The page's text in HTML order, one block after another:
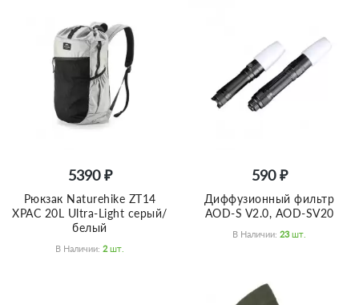
5390 ₽
Рюкзак Naturehike ZT14
XPAC 20L Ultra-Light серый/
белый
В Наличии: 2 Шт.
590 ₽
Диффузионный фильтр
AOD-S V2.0, AOD-SV20
В Наличии: 23 Шт.